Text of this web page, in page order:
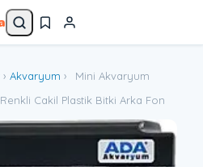
› Akvaryum ›
Mini Akvaryum
Cakil Plastik Bitki Arka Fon